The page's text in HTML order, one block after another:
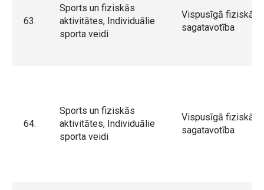
63.
Sports un fiziskās
aktivitātes, Individuālie
sporta veidi
Vispusīgā fiziskā
sagatavotība
64.
Sports un fiziskās
aktivitātes, Individuālie
sporta veidi
Vispusīgā fiziskā
sagatavotība